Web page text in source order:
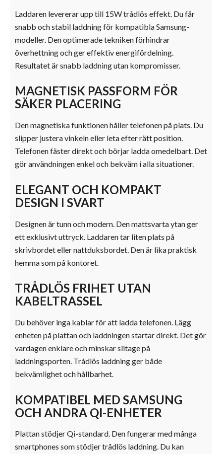
Laddaren levererar upp till 15W trådlös effekt. Du får
snabb och stabil laddning för kompatibla Samsung-
modeller. Den optimerade tekniken förhindrar
överhettning och ger effektiv energifördelning.
Resultatet är snabb laddning utan kompromisser.
MAGNETISK PASSFORM FÖR
SÄKER PLACERING
Den magnetiska funktionen håller telefonen på plats. Du
slipper justera vinkeln eller leta efter rätt position.
Telefonen fäster direkt och börjar ladda omedelbart. Det
gör användningen enkel och bekväm i alla situationer.
ELEGANT OCH KOMPAKT
DESIGN I SVART
Designen är tunn och modern. Den mattsvarta ytan ger
ett exklusivt uttryck. Laddaren tar liten plats på
skrivbordet eller nattduksbordet. Den är lika praktisk
hemma som på kontoret.
TRÅDLÖS FRIHET UTAN
KABELTRASSEL
Du behöver inga kablar för att ladda telefonen. Lägg
enheten på plattan och laddningen startar direkt. Det gör
vardagen enklare och minskar slitage på
laddningsporten. Trådlös laddning ger både
bekvämlighet och hållbarhet.
KOMPATIBEL MED SAMSUNG
OCH ANDRA QI-ENHETER
Plattan stödjer Qi-standard. Den fungerar med många
smartphones som stödjer trådlös laddning. Du kan